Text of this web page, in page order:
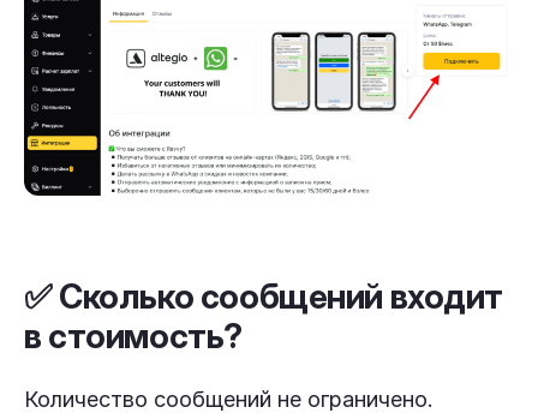
✅ Сколько сообщений входит
в стоимость?
Количество сообщений не ограничено.